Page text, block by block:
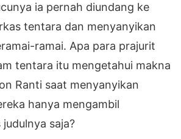
ia pernah diundang ke
tentara dan menyanyikan
ramai. Apa para prajurit
tentara itu mengetahui makna
Ranti saat menyanyikan
hanya mengambil
saja?